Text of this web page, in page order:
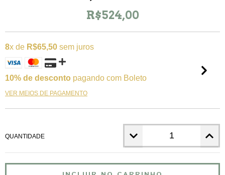
R$524,00
8x de R$65,50 sem juros
10% de desconto pagando com Boleto
VER MEIOS DE PAGAMENTO
QUANTIDADE